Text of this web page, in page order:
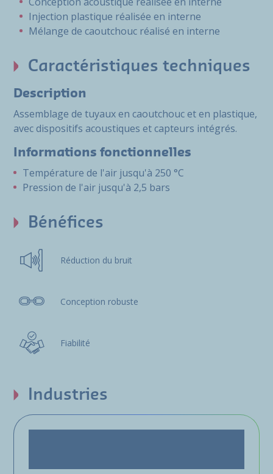
Injection plastique réalisée en interne
Mélange de caoutchouc réalisé en interne
Caractéristiques techniques
Description
Assemblage de tuyaux en caoutchouc et en plastique,
avec dispositifs acoustiques et capteurs intégrés.
Informations fonctionnelles
Température de l'air jusqu'à 250 °C
Pression de l'air jusqu'à 2,5 bars
Bénéfices
Réduction du bruit
Conception robuste
Fiabilité
Industries